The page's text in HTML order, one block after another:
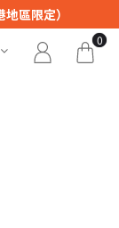
區限定）
0